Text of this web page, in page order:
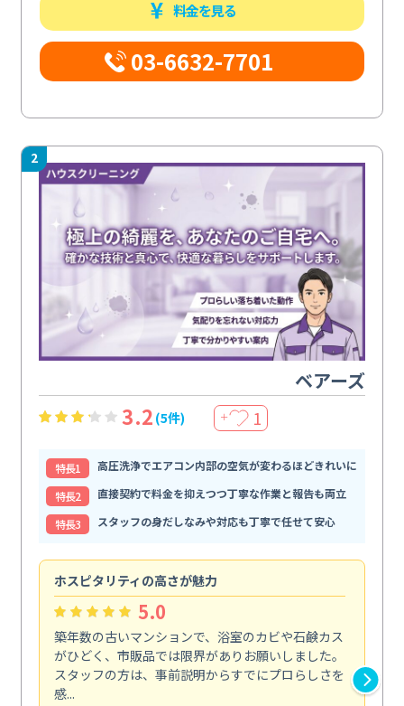
料金を見る
03-6632-7701
2
ベアーズ
3.2 (5件) ＋ 1
特⻑1
高圧洗浄でエアコン内部の空気が変わるほどきれいに
特⻑2
直接契約で料金を抑えつつ丁寧な作業と報告も両立
特⻑3
スタッフの身だしなみや対応も丁寧で任せて安心
ホスピタリティの高さが魅力
5.0
築年数の古いマンションで、浴室のカビや石鹸カス
がひどく、市販品では限界がありお願いしました。
スタッフの方は、事前説明からすでにプロらしさを
感...